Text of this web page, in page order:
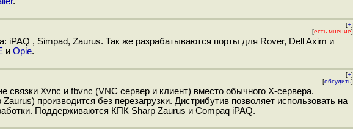
[+]
[есть мнение]
iPAQ , Simpad, Zaurus. Так же разрабатываются порты для Rover, Dell Axim и
и Opie.
[+]
[обсудить]
Xvnc и fbvnc (VNC сервер и клиент) вместо обычного X-сервера.
производится без перезагрузки. Дистрибутив позволяет использовать на
Поддерживаются КПК Sharp Zaurus и Compaq iPAQ.